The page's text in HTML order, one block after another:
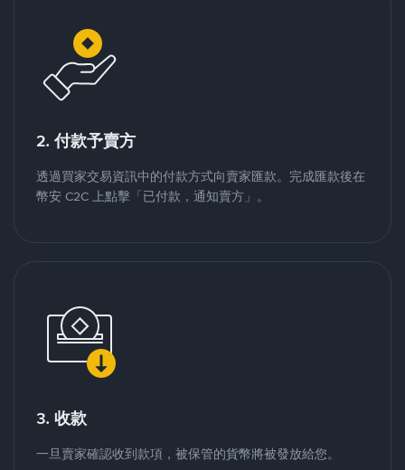
2. 付款予賣方
透過買家交易資訊中的付款方式向賣家匯款。完成匯款後在
幣安 C2C 上點擊「已付款，通知賣方」。
3. 收款
一旦賣家確認收到款項，被保管的貨幣將被發放給您。